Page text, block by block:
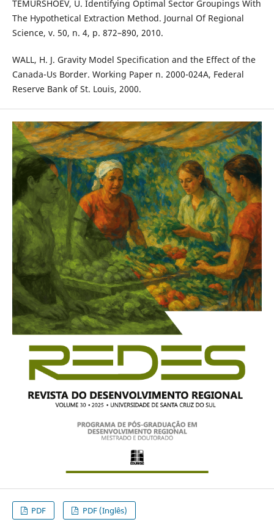
TEMURSHOEV, U. Identifying Optimal Sector Groupings With
The Hypothetical Extraction Method. Journal Of Regional
Science, v. 50, n. 4, p. 872–890, 2010.
WALL, H. J. Gravity Model Specification and the Effect of the
Canada-Us Border. Working Paper n. 2000-024A, Federal
Reserve Bank of St. Louis, 2000.
PDF PDF (Inglês)